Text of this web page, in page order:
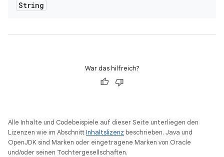
String
War das hilfreich?
Alle Inhalte und Codebeispiele auf dieser Seite unterliegen den
Lizenzen wie im AbschnittInhaltslizenz beschrieben. Java und
OpenJDK sind Marken oder eingetragene Marken von Oracle
und/oder seinen Tochtergesellschaften.